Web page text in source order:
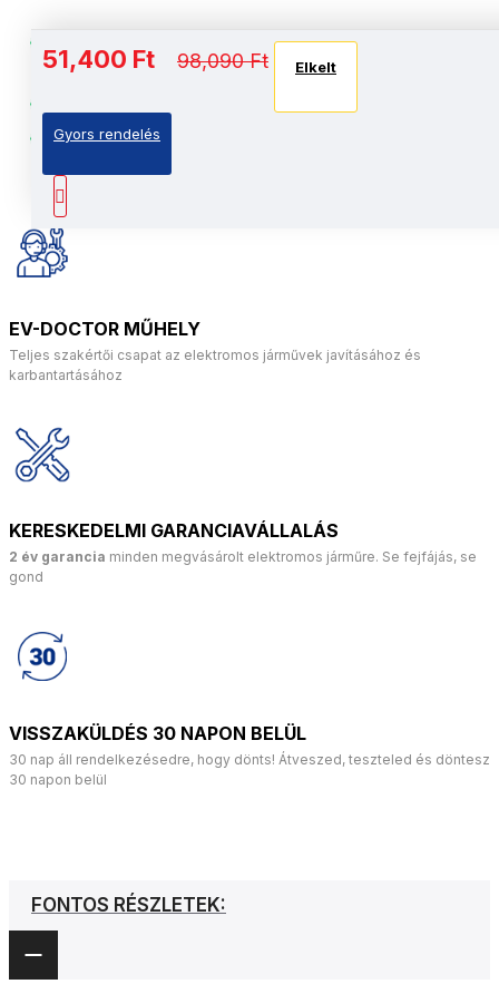
51,400 Ft 98,090 Ft Elkelt
Gyors rendelés
Szuper-Ellenálló: Megerősített
alumíniumötvözet váz
Intelligens motorok, 2 x 150W, Brushless
Azonnali automatikus egyensúlyozás: Dupla
giroszkópos rendszer
EV-DOCTOR MŰHELY
Teljes szakértői csapat az elektromos járművek javításához és
karbantartásához
KERESKEDELMI GARANCIAVÁLLALÁS
2 év garancia minden megvásárolt elektromos járműre. Se fejfájás, se
gond
VISSZAKÜLDÉS 30 NAPON BELÜL
30 nap áll rendelkezésedre, hogy dönts! Átveszed, teszteled és döntesz
30 napon belül
FONTOS RÉSZLETEK: